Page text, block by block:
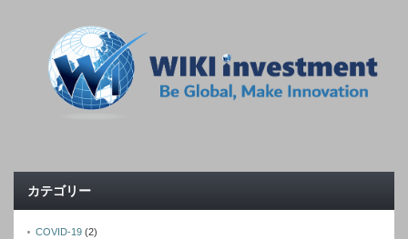
カテゴリー
COVID-19 (2)